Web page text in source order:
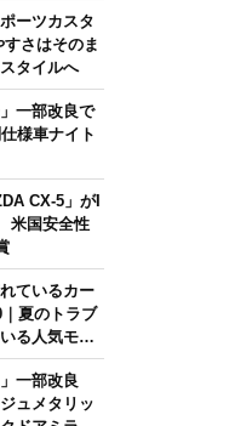
ーツカスタ
さはそのま
タイルへ
一部改良で
様車ナイト
CX-5」がI
米国安全性
ているカー
夏のトラブ
る人気モデ
版】
」一部改良
ュメタリッ